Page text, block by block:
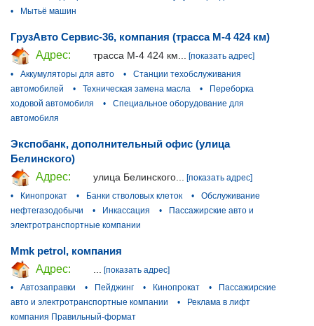
•
Мытьё машин
ГрузАвто Сервис-36, компания (трасса М-4 424 км)
Адрес:
трасса М-4 424 км...
[показать адрес]
•
Аккумуляторы для авто •
Станции техобслуживания
автомобилей
• Техническая замена масла •
Переборка
ходовой автомобиля
•
Специальное оборудование для
автомобиля
Экспобанк, дополнительный офис (улица
Белинского)
Адрес:
улица Белинского...
[показать адрес]
•
Кинопрокат • Банки стволовых клеток •
Обслуживание
нефтегазодобычи
• Инкассация •
Пассажирские авто и
электротранспортные компании
Mmk petrol, компания
Адрес:
[показать адрес]
•
Автозаправки • Пейджинг • Кинопрокат •
Пассажирские
авто и электротранспортные компании
•
Реклама в лифт
компания Правильный-формат